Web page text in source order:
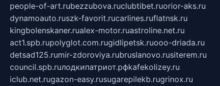
people-of-art.rubezzubova.ruclubtibet.ruorior-aks.ru
dynamoauto.ruszk-favorit.rucarlines.ruflatnsk.ru
kingbolenskaner.rualex-motor.ruastroline.net.ru
act1.spb.rupolyglot.com.rugidlipetsk.ruooo-driada.ru
detsad125.rumir-zdoroviya.rubruslanovo.rusiterem.ru
council.spb.ruлодкипатриот.рфkafekolizey.ru
iclub.net.rugazon-easy.rusugarepilekb.rugrinox.ru